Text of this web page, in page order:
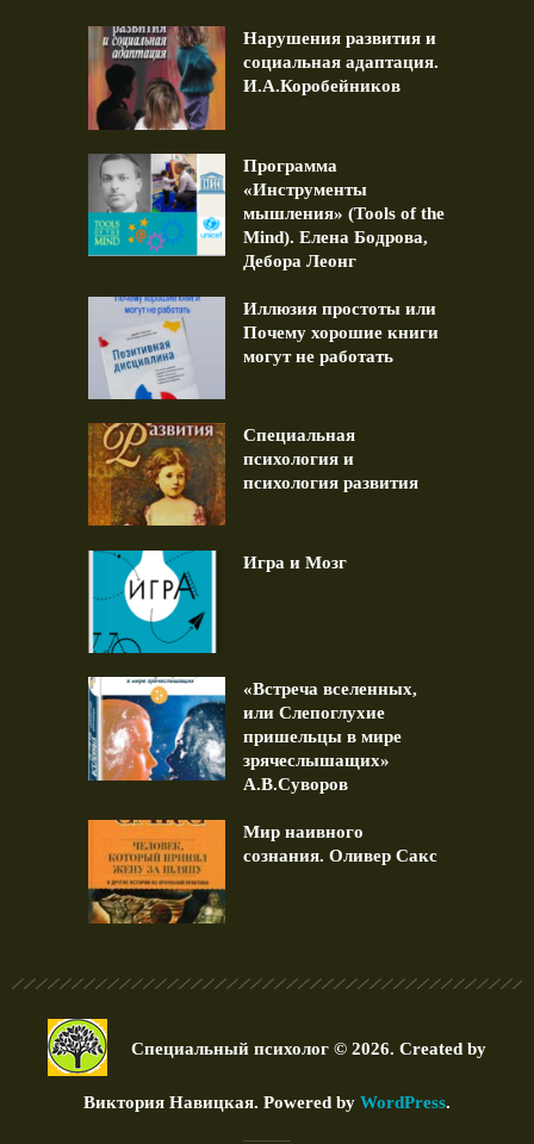
Нарушения развития и
социальная адаптация.
И.А.Коробейников
Программа
«Инструменты
мышления» (Tools of the
Mind). Елена Бодрова,
Дебора Леонг
Иллюзия простоты или
Почему хорошие книги
могут не работать
Специальная
психология и
психология развития
Игра и Мозг
«Встреча вселенных,
или Слепоглухие
пришельцы в мире
зрячеслышащих»
А.В.Суворов
Мир наивного
сознания. Оливер Сакс
Специальный психолог © 2026. Created by
Виктория Навицкая. Powered by WordPress.